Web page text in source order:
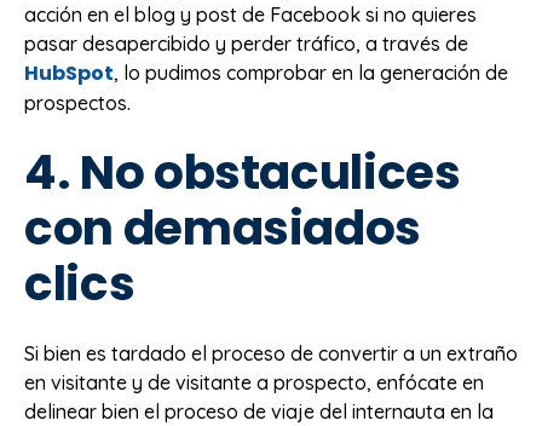
acción en el blog y post de Facebook si no quieres
pasar desapercibido y perder tráfico, a través de
HubSpot, lo pudimos comprobar en la generación de
prospectos.
4. No obstaculices
con demasiados
clics
Si bien es tardado el proceso de convertir a un extraño
en visitante y de visitante a prospecto, enfócate en
delinear bien el proceso de viaje del internauta en la